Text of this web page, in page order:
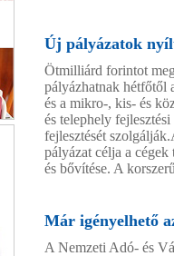
Új pályázatok
Ötmilliárd forintot
pályázhatnak hétfőtől
és a mikro-, kis- és
és telephely
fejlesztését
pályázat célja a
és bővítése. A
Már igényelhető
A Nemzeti Adó- és